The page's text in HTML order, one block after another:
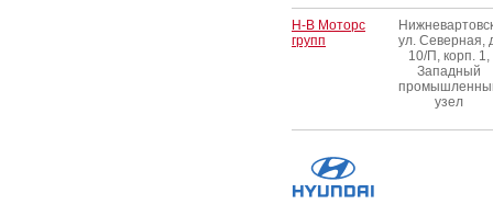
Н-В Моторс
групп
ул. Северная,
10/П, корп. 1,
Западный
узел